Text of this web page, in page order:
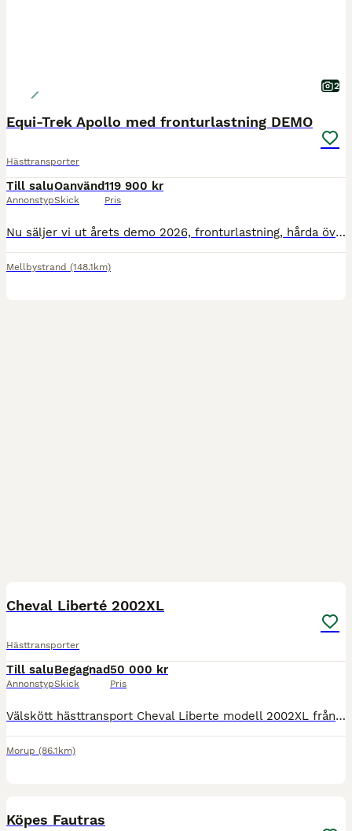
2
Equi-Trek Apollo med fronturlastning DEMO
Hästtransporter
Till salu
Annonstyp
Oanvänd
Skick
119 900 kr
Pris
Nu säljer vi ut årets demo 2026, fronturlastning, hårda överluckor och öppningsbara fönster. Extra bred och extra hög. Tjänstevikt 860 kg (går att få på annan vikt Totalvikt 1300-2600 kg Leasing,
Mellbystrand (148.1km)
Cheval Liberté 2002XL
Hästtransporter
Till salu
Annonstyp
Begagnad
Skick
50 000 kr
Pris
Välskött hästtransport Cheval Liberte modell 2002XL från 2012 i fint skick. - Extra hög (XL) - Dubbelt aluminiumgolv - Sadelkammare - Sommar- och vinterdäck (dubb), alla i bra skick - Taklucka - Öpp
Morup (86.1km)
Köpes Fautras